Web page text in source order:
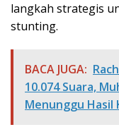
langkah strategis
stunting.
BACA JUGA:
10.074 Suara,
Menunggu Hasil